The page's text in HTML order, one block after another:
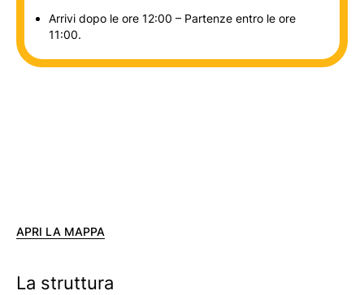
APRI LA MAPPA
La struttura
Arrivi dopo le ore 12:00 – Partenze entro le ore
11:00.